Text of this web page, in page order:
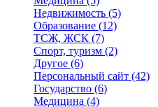
Недвижимость (5)
Образование (12)
ТСЖ, ЖСК (7)
Спорт, туризм (2)
Другое (6)
Персональный сайт (42)
Государство (6)
Медицина (4)